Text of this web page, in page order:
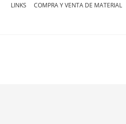
LINKS COMPRA Y VENTA DE MATERIAL